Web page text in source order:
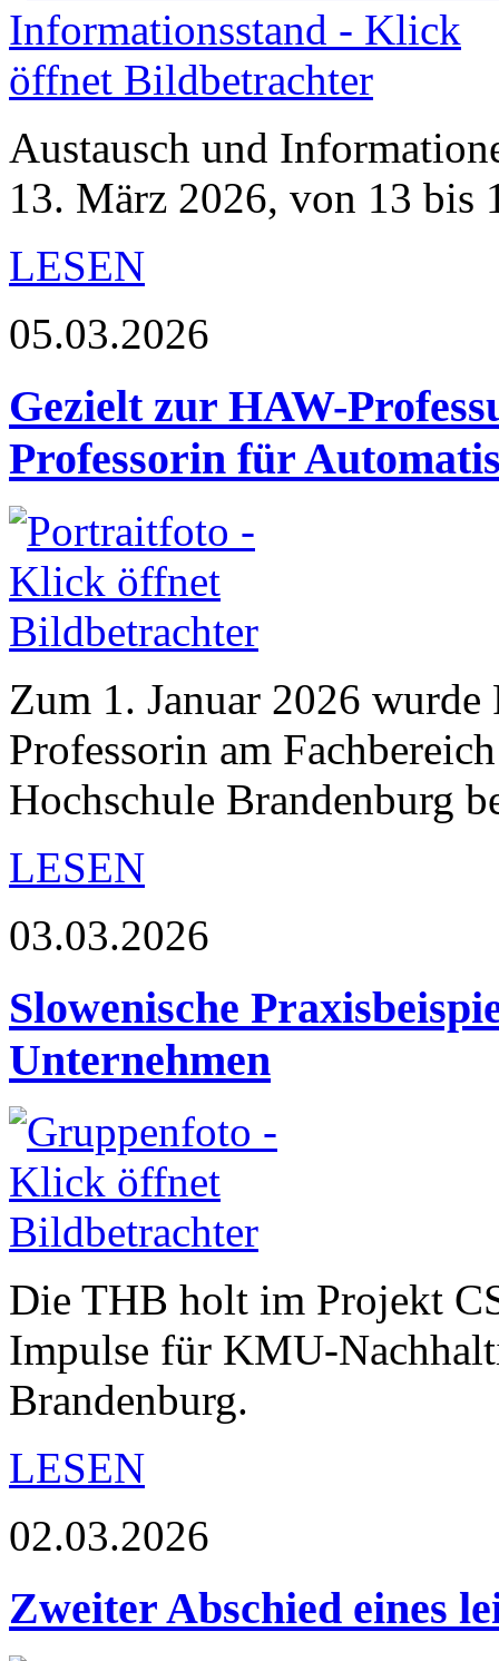
Austausch und
13. März 2026, von 13 bis
LESEN
05.03.2026
Gezielt zur HAW-
Professorin für
Zum 1. Januar 2026
Professorin am
Hochschule Brandenburg
LESEN
03.03.2026
Slowenische
Unternehmen
Die THB holt im Projekt
Impulse für KMU-
Brandenburg.
LESEN
02.03.2026
Zweiter Abschied eines